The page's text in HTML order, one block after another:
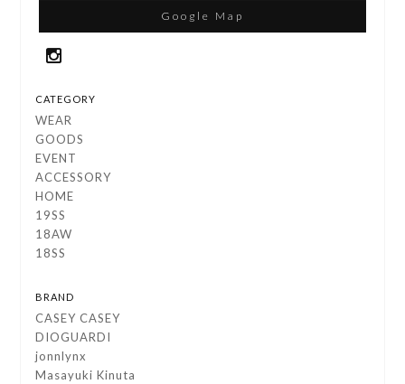
Google Map
CATEGORY
WEAR
GOODS
EVENT
ACCESSORY
HOME
19SS
18AW
18SS
BRAND
CASEY CASEY
DIOGUARDI
jonnlynx
Masayuki Kinuta